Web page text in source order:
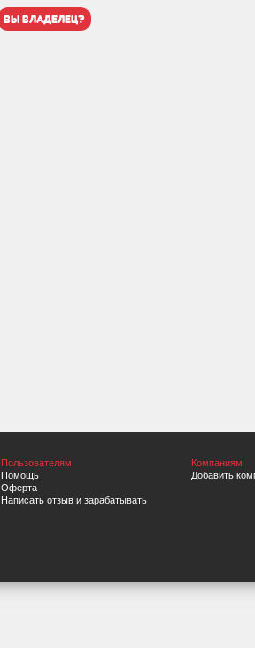
вы владелец?
Пользователям
Помощь
Оферта
Написать отзыв и зарабатывать
Компаниям
Добавить